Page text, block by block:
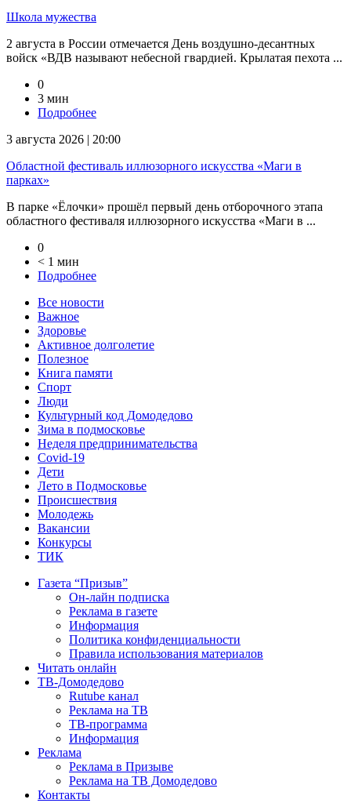
Школа мужества
2 августа в России отмечается День воздушно-десантных
войск «ВДВ называют небесной гвардией. Крылатая пехота ...
0
3 мин
Подробнее
3 августа 2026 | 20:00
Областной фестиваль иллюзорного искусства «Маги в
парках»
В парке «Ёлочки» прошёл первый день отборочного этапа
областного фестиваля иллюзорного искусства «Маги в ...
0
< 1 мин
Подробнее
Все новости
Важное
Здоровье
Активное долголетие
Полезное
Книга памяти
Спорт
Люди
Культурный код Домодедово
Зима в подмосковье
Неделя предпринимательства
Covid-19
Дети
Лето в Подмосковье
Происшествия
Молодежь
Вакансии
Конкурсы
ТИК
Газета “Призыв”
Он-лайн подписка
Реклама в газете
Информация
Политика конфиденциальности
Правила использования материалов
Читать онлайн
ТВ-Домодедово
Rutube канал
Реклама на ТВ
ТВ-программа
Информация
Реклама
Реклама в Призыве
Реклама на ТВ Домодедово
Контакты